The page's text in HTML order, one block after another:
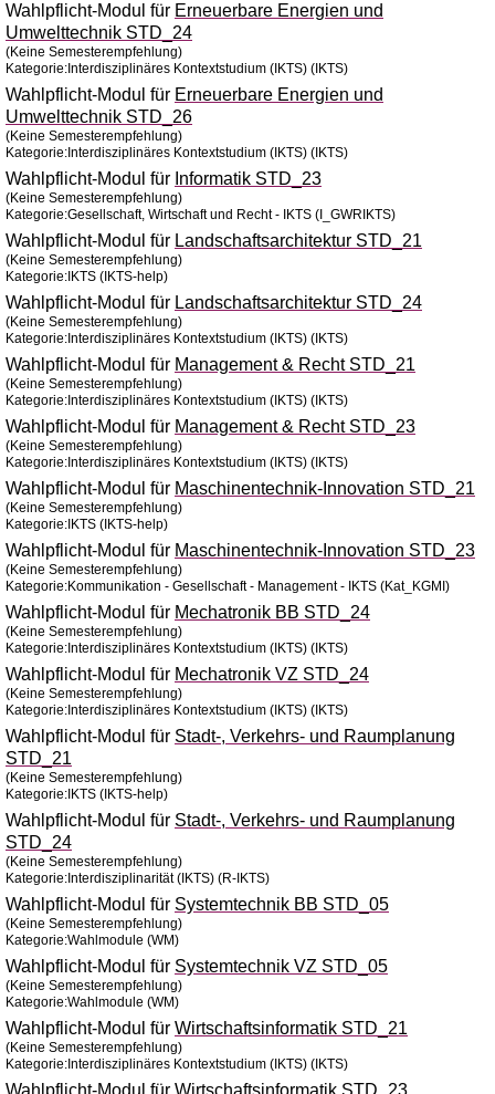
Wahlpflicht-Modul für Erneuerbare Energien und
Umwelttechnik STD_24
(Keine Semesterempfehlung)
Kategorie:Interdisziplinäres Kontextstudium (IKTS) (IKTS)
Wahlpflicht-Modul für Erneuerbare Energien und
Umwelttechnik STD_26
(Keine Semesterempfehlung)
Kategorie:Interdisziplinäres Kontextstudium (IKTS) (IKTS)
Wahlpflicht-Modul für Informatik STD_23
(Keine Semesterempfehlung)
Kategorie:Gesellschaft, Wirtschaft und Recht - IKTS (I_GWRIKTS)
Wahlpflicht-Modul für Landschaftsarchitektur STD_21
(Keine Semesterempfehlung)
Kategorie:IKTS (IKTS-help)
Wahlpflicht-Modul für Landschaftsarchitektur STD_24
(Keine Semesterempfehlung)
Kategorie:Interdisziplinäres Kontextstudium (IKTS) (IKTS)
Wahlpflicht-Modul für Management & Recht STD_21
(Keine Semesterempfehlung)
Kategorie:Interdisziplinäres Kontextstudium (IKTS) (IKTS)
Wahlpflicht-Modul für Management & Recht STD_23
(Keine Semesterempfehlung)
Kategorie:Interdisziplinäres Kontextstudium (IKTS) (IKTS)
Wahlpflicht-Modul für Maschinentechnik-Innovation STD_21
(Keine Semesterempfehlung)
Kategorie:IKTS (IKTS-help)
Wahlpflicht-Modul für Maschinentechnik-Innovation STD_23
(Keine Semesterempfehlung)
Kategorie:Kommunikation - Gesellschaft - Management - IKTS (Kat_KGMI)
Wahlpflicht-Modul für Mechatronik BB STD_24
(Keine Semesterempfehlung)
Kategorie:Interdisziplinäres Kontextstudium (IKTS) (IKTS)
Wahlpflicht-Modul für Mechatronik VZ STD_24
(Keine Semesterempfehlung)
Kategorie:Interdisziplinäres Kontextstudium (IKTS) (IKTS)
Wahlpflicht-Modul für Stadt-, Verkehrs- und Raumplanung
STD_21
(Keine Semesterempfehlung)
Kategorie:IKTS (IKTS-help)
Wahlpflicht-Modul für Stadt-, Verkehrs- und Raumplanung
STD_24
(Keine Semesterempfehlung)
Kategorie:Interdisziplinarität (IKTS) (R-IKTS)
Wahlpflicht-Modul für Systemtechnik BB STD_05
(Keine Semesterempfehlung)
Kategorie:Wahlmodule (WM)
Wahlpflicht-Modul für Systemtechnik VZ STD_05
(Keine Semesterempfehlung)
Kategorie:Wahlmodule (WM)
Wahlpflicht-Modul für Wirtschaftsinformatik STD_21
(Keine Semesterempfehlung)
Kategorie:Interdisziplinäres Kontextstudium (IKTS) (IKTS)
Wahlpflicht-Modul für Wirtschaftsinformatik STD_23